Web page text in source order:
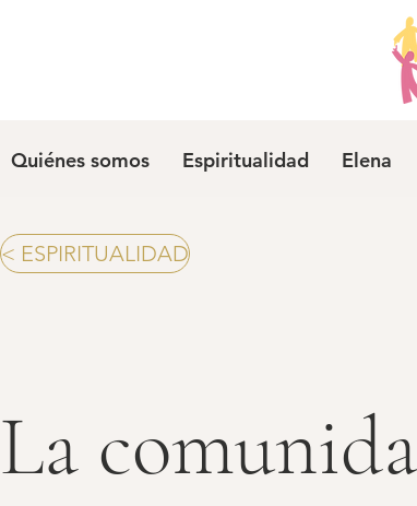
Quiénes somos Espiritualidad Elena
< ESPIRITUALIDAD
La